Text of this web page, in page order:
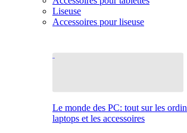
Liseuse
Accessoires pour liseuse
Le monde des PC: tout sur les
laptops et les accessoires